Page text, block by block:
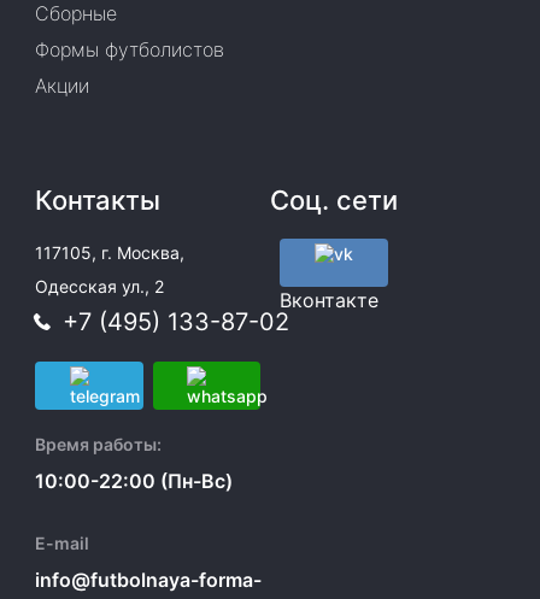
Сборные
Формы футболистов
Акции
Контакты
117105, г. Москва,
Одесская ул., 2
+7 (495) 133-87-02
Время работы:
10:00-22:00 (Пн-Вс)
E-mail
info@futbolnaya-forma-
Соц. сети
Вконтакте